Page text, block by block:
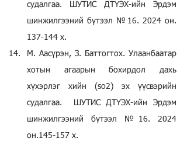
судалгаа. ШУТИС ДТҮЭХ-ийн Эрдэм
шинжилгээний бүтээл №16. 2024 он.
137-144 х.
М. Аасүрэн, З. Баттогтох. Улаанбаатар
хотын агаарын бохирдол дахь
хүхэрлэг хийн (so2) эх үүсвэрийн
судалгаа.  ШУТИС ДТҮЭХ-ийн Эрдэм
шинжилгээний бүтээл №16. 2024
он.145-157 х.